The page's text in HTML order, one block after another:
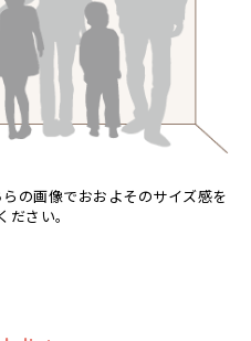
の画像でおおよそのサイズ感を
ださい。